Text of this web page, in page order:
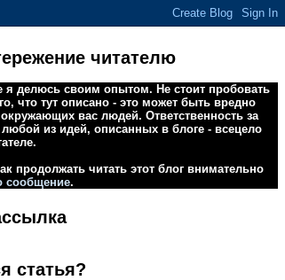
читателю
я делюсь своим опытом. Не стоит пробовать
что тут описано - это может быть вредно
вас людей. Ответственность за
из идей, описанных в блоге - всецело
продолжать читать этот блог внимательно
сообщение.
статья?